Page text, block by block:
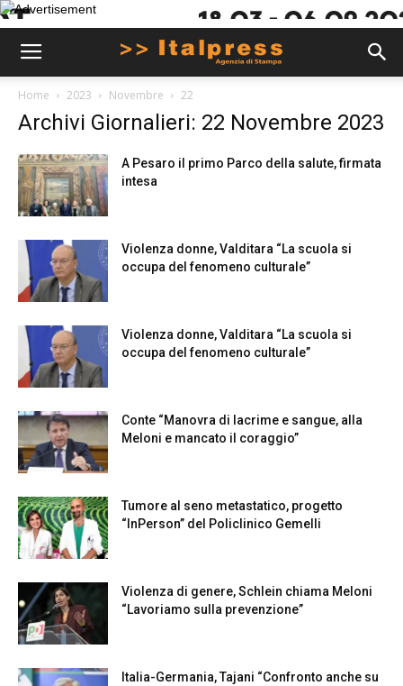
Home 2023 Novembre 22
Archivi Giornalieri: 22 Novembre 2023
A Pesaro il primo Parco della salute, firmata
intesa
Violenza donne, Valditara “La scuola si
occupa del fenomeno culturale”
Violenza donne, Valditara “La scuola si
occupa del fenomeno culturale”
Conte “Manovra di lacrime e sangue, alla
Meloni e mancato il coraggio”
Tumore al seno metastatico, progetto
“InPerson” del Policlinico Gemelli
Violenza di genere, Schlein chiama Meloni
“Lavoriamo sulla prevenzione”
Italia-Germania, Tajani “Confronto anche su